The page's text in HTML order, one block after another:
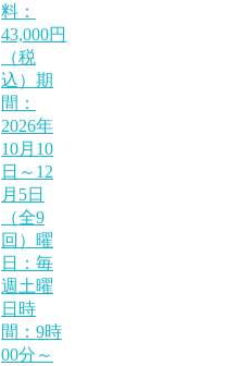
料：
43,000円
（税
込）期
間：
2026年
10月10
日～12
月5日
（全9
回）曜
日：毎
週土曜
日時
間：9時
00分～